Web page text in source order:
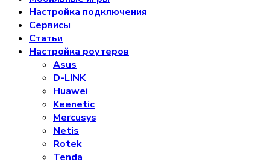
Настройка подключения
Сервисы
Статьи
Настройка роутеров
Asus
D-LINK
Huawei
Keenetic
Mercusys
Netis
Rotek
Tenda